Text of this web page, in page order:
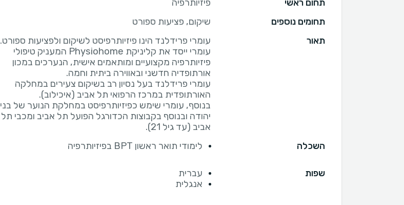
תחום ראשי
פיזיותרפיה
תחומים נוספים
שיקום, פציעות ספורט
תאור
עומרי ייסד את קליניקת Physiohome המעניק טיפולי
פיזיותרפיה מקצועיים ומותאמים אישית, הנערכים במכון
עומרי פרידלנד בעל נסיון רב בשיקום צעירים במחלקה
בנוסף, עומרי שימש כפיזיותרפיסט במחלקת הנוער של בני
יהודה ובנוסף בקבוצות הכדורגל הפועל תל אביב ומכבי תל
אביב (עד גיל 21).
השכלה
לימודי תואר ראשון BPT בפיזיותרפיה
שפות
עברית
אנגלית